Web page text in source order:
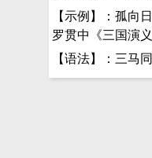
【示例】：孤向
罗贯中《三国演
【语法】：三马